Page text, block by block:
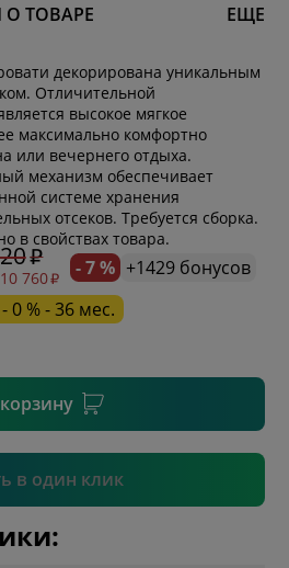
ТОВАРЕ ЕЩЕ
декорирована уникальным
Отличительной
высокое мягкое
максимально комфортно
или вечернего отдыха.
механизм обеспечивает
системе хранения
отсеков. Требуется сборка.
в свойствах товара.
760 - 7 % +1429 бонусов
0 % - 36 мес.
в один клик
поле